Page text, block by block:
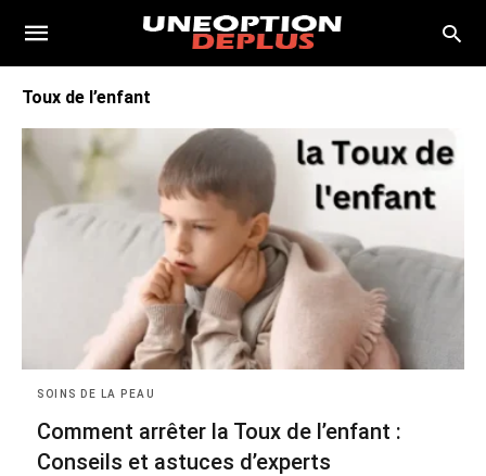
Toux de l’enfant
SOINS DE LA PEAU
Comment arrêter la Toux de l’enfant :
Conseils et astuces d’experts